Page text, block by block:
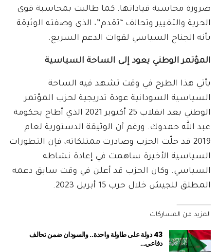
ضرورة محاسبة قياداتها. كما طالبت بمحاسبة قوى
الحرية والتغيير وتحالف “تقدم”، الذي وصفته الوثيقة
بأنه الجناح السياسي لقوات الدعم السريع.
المؤتمر الوطني يعود إلى الساحة السياسية
يأتي هذا الطرح في وقت تشهد فيه الساحة
السياسية السودانية عودة تدريجية لحزب المؤتمر
الوطني بعد انقلاب 25 أكتوبر 2021 الذي أطاح بحكومة
عبد الله حمدوك. ورغم أن الوثيقة الدستورية لعام
2019 قد حلّت الحزب وصادرت ممتلكاته، فإن التطورات
السياسية الأخيرة ساهمت في إعادة نشاطه
السياسي. وكان الحزب قد أعلن في وقت سابق دعمه
المطلق للجيش خلال حرب 15 أبريل 2023.
المزيد من المشاركات
43 دولة على طاولة واحدة.. والسودان ضمن تحالف
دفاعي…